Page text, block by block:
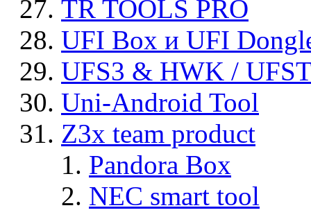
TR TOOLS PRO
UFI Box и UFI
UFS3 & HWK /
Uni-Android Tool
Z3x team product
Pandora Box
NEC smart tool